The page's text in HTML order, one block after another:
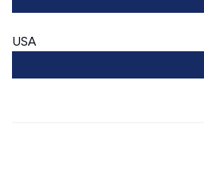
USA